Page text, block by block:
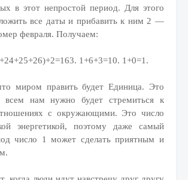
в этот непростой период. Для этого
все даты и прибавить к ним 2 —
февраля. Получаем:
1+6+3=10. 1+0=1.
миром править будет Единица. Это
всем нам нужно будет стремиться к
с окружающими. Это число
энергетикой, поэтому даже самый
число 1 может сделать приятным и